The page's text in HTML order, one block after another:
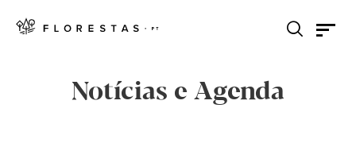
Notícias e Agenda